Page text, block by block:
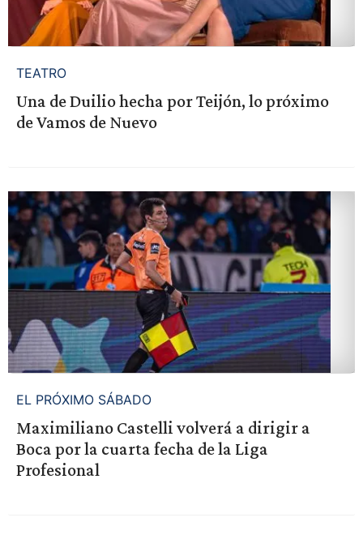
TEATRO
Una de Duilio hecha por Teijón, lo próximo
de Vamos de Nuevo
EL PRÓXIMO SÁBADO
Maximiliano Castelli volverá a dirigir a
Boca por la cuarta fecha de la Liga
Profesional